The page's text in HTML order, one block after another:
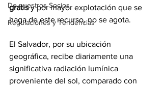
De nuestros Socios
Regulaciones y Tendencias
gratis y por mayor explotación que se
haga de este recurso, no se agota.
El Salvador, por su ubicación
geográfica, recibe diariamente una
significativa radiación lumínica
proveniente del sol, comparado con